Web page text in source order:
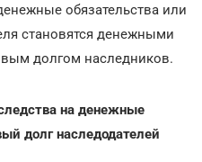
обязательства или
становятся денежными
долгом наследников.
на денежные
долг наследодателей